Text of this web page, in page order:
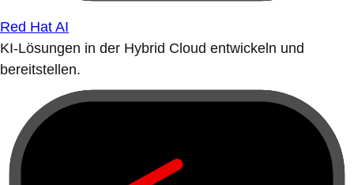
Red Hat AI
KI-Lösungen in der Hybrid Cloud entwickeln und
bereitstellen.